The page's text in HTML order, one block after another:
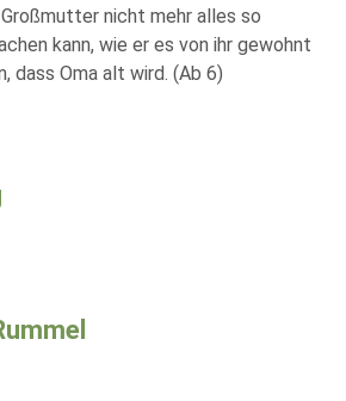
nicht mehr alles so
kann, wie er es von ihr gewohnt
dass Oma alt wird. (Ab 6)